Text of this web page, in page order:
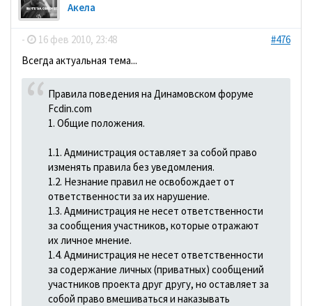
Акела
- 16 фев 2010, 23:48
#476
Всегда актуальная тема...
Правила поведения на Динамовском форуме
Fcdin.com
1. Общие положения.
1.1. Администрация оставляет за собой право
изменять правила без уведомления.
1.2. Незнание правил не освобождает от
ответственности за их нарушение.
1.3. Администрация не несет ответственности
за сообщения участников, которые отражают
их личное мнение.
1.4. Администрация не несет ответственности
за содержание личных (приватных) сообщений
участников проекта друг другу, но оставляет за
собой право вмешиваться и наказывать